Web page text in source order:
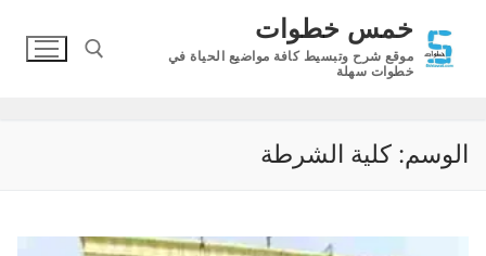
المحتوى
خمس خطوات
موقع شرح وتبسيط كافة مواضيع الحياة في
خطوات سهلة
الوسم: كلية الشرطة